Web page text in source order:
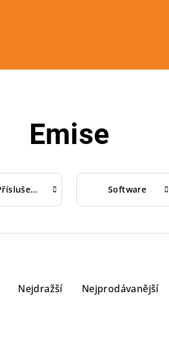
Emise
Příslušenství Software
Nejdražší Nejprodávanější